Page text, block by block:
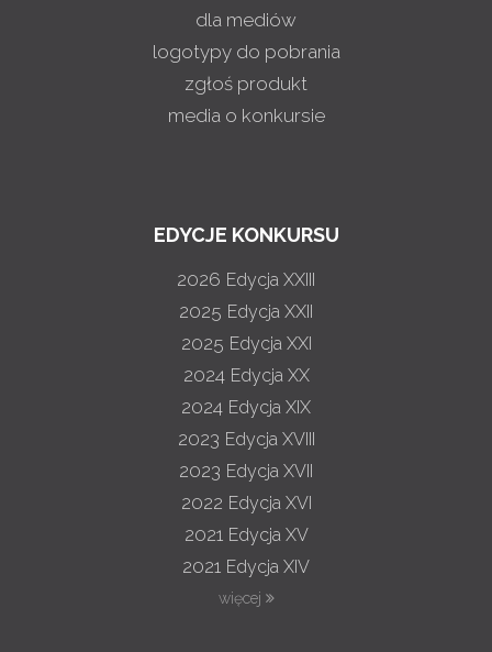
dla mediów
logotypy do pobrania
zgłoś produkt
media o konkursie
EDYCJE KONKURSU
2026 Edycja XXIII
2025 Edycja XXII
2025 Edycja XXI
2024 Edycja XX
2024 Edycja XIX
2023 Edycja XVIII
2023 Edycja XVII
2022 Edycja XVI
2021 Edycja XV
2021 Edycja XIV
więcej